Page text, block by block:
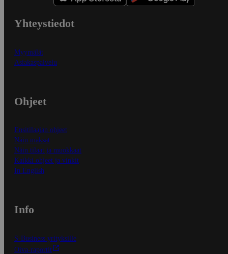
Yhteystiedot
Myymälät
Asiakaspalvelu
Ohjeet
Ensitilaajan ohjeet
Näin maksat
Näin tilaat ja muokkaat
Kaikki ohjeet ja vinkit
In English
Info
S-Business yrityksille
Oiva-raportit